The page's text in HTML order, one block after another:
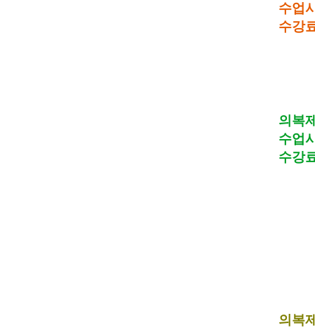
수업
수강
의복
수업
수강
의복